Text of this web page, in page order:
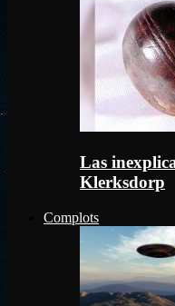
Las
Klerksdorp
Complots